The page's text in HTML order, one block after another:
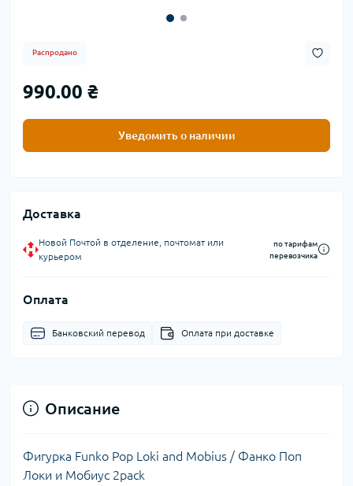
Распродано
990.00 ₴
Уведомить о наличии
Доставка
Новой Почтой в отделение, почтомат или
курьером
по тарифам
перевозчика
Оплата
Банковский перевод Оплата при доставке
Описание
Фигурка Funko Pop Loki and Mobius / Фанко Поп
Локи и Мобиус 2pack